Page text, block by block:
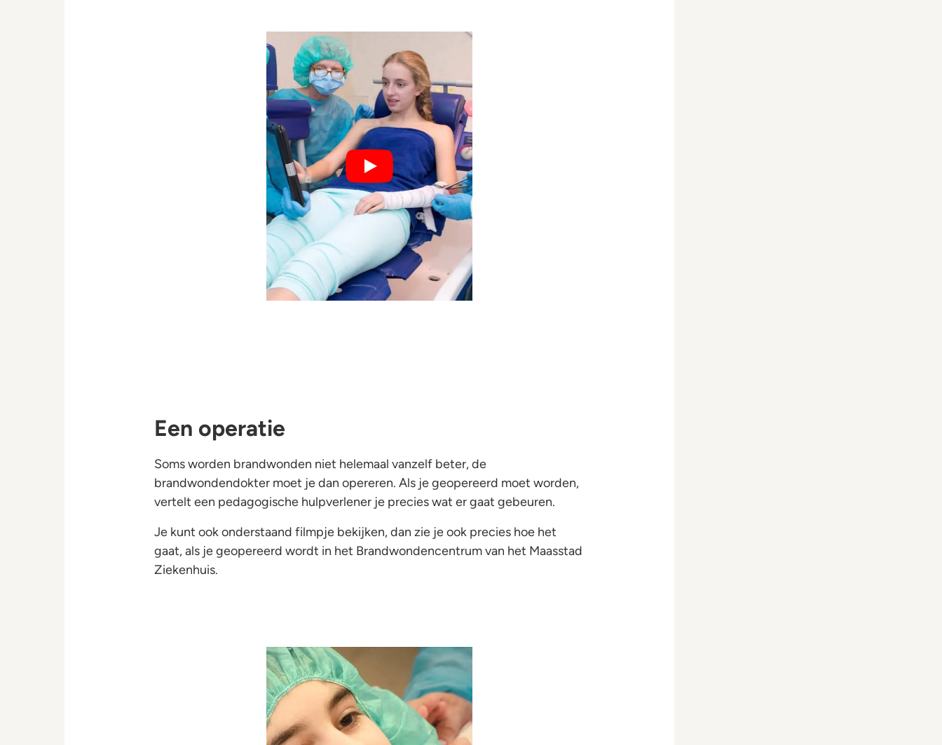
Wondverzorging in het Brandwondencentrum
Een operatie
Soms worden brandwonden niet helemaal vanzelf beter, de
brandwondendokter moet je dan opereren. Als je geopereerd moet worden,
vertelt een pedagogische hulpverlener je precies wat er gaat gebeuren.
Je kunt ook onderstaand filmpje bekijken, dan zie je ook precies hoe het
gaat, als je geopereerd wordt in het Brandwondencentrum van het Maasstad
Ziekenhuis.